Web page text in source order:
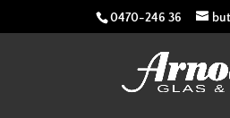
0470-246 36